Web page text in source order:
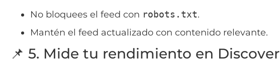
No bloquees el feed con robots.txt.
Mantén el feed actualizado con contenido relevante.
📌 5. Mide tu rendimiento en Discover